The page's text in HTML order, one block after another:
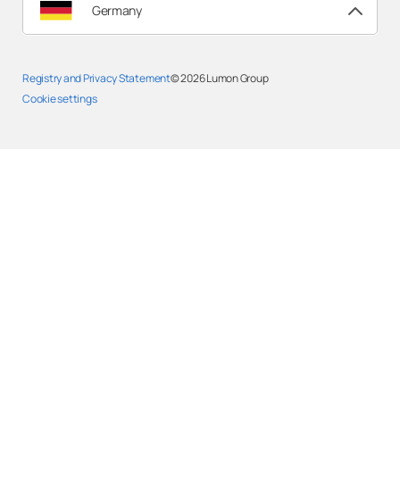
Germany
Registry and Privacy Statement
Cookie settings
© 2026Lumon Group